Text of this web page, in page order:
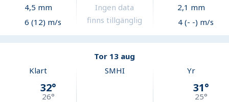
4,5 mm
6 (12) m/s
Ingen data
finns tillgänglig
2,1 mm
4 (- -) m/s
Tor 13 aug
Klart
32°
26°
SMHI Yr
31°
25°